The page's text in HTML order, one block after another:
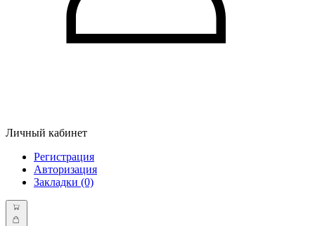
Личный кабинет
Регистрация
Авторизация
Закладки (0)